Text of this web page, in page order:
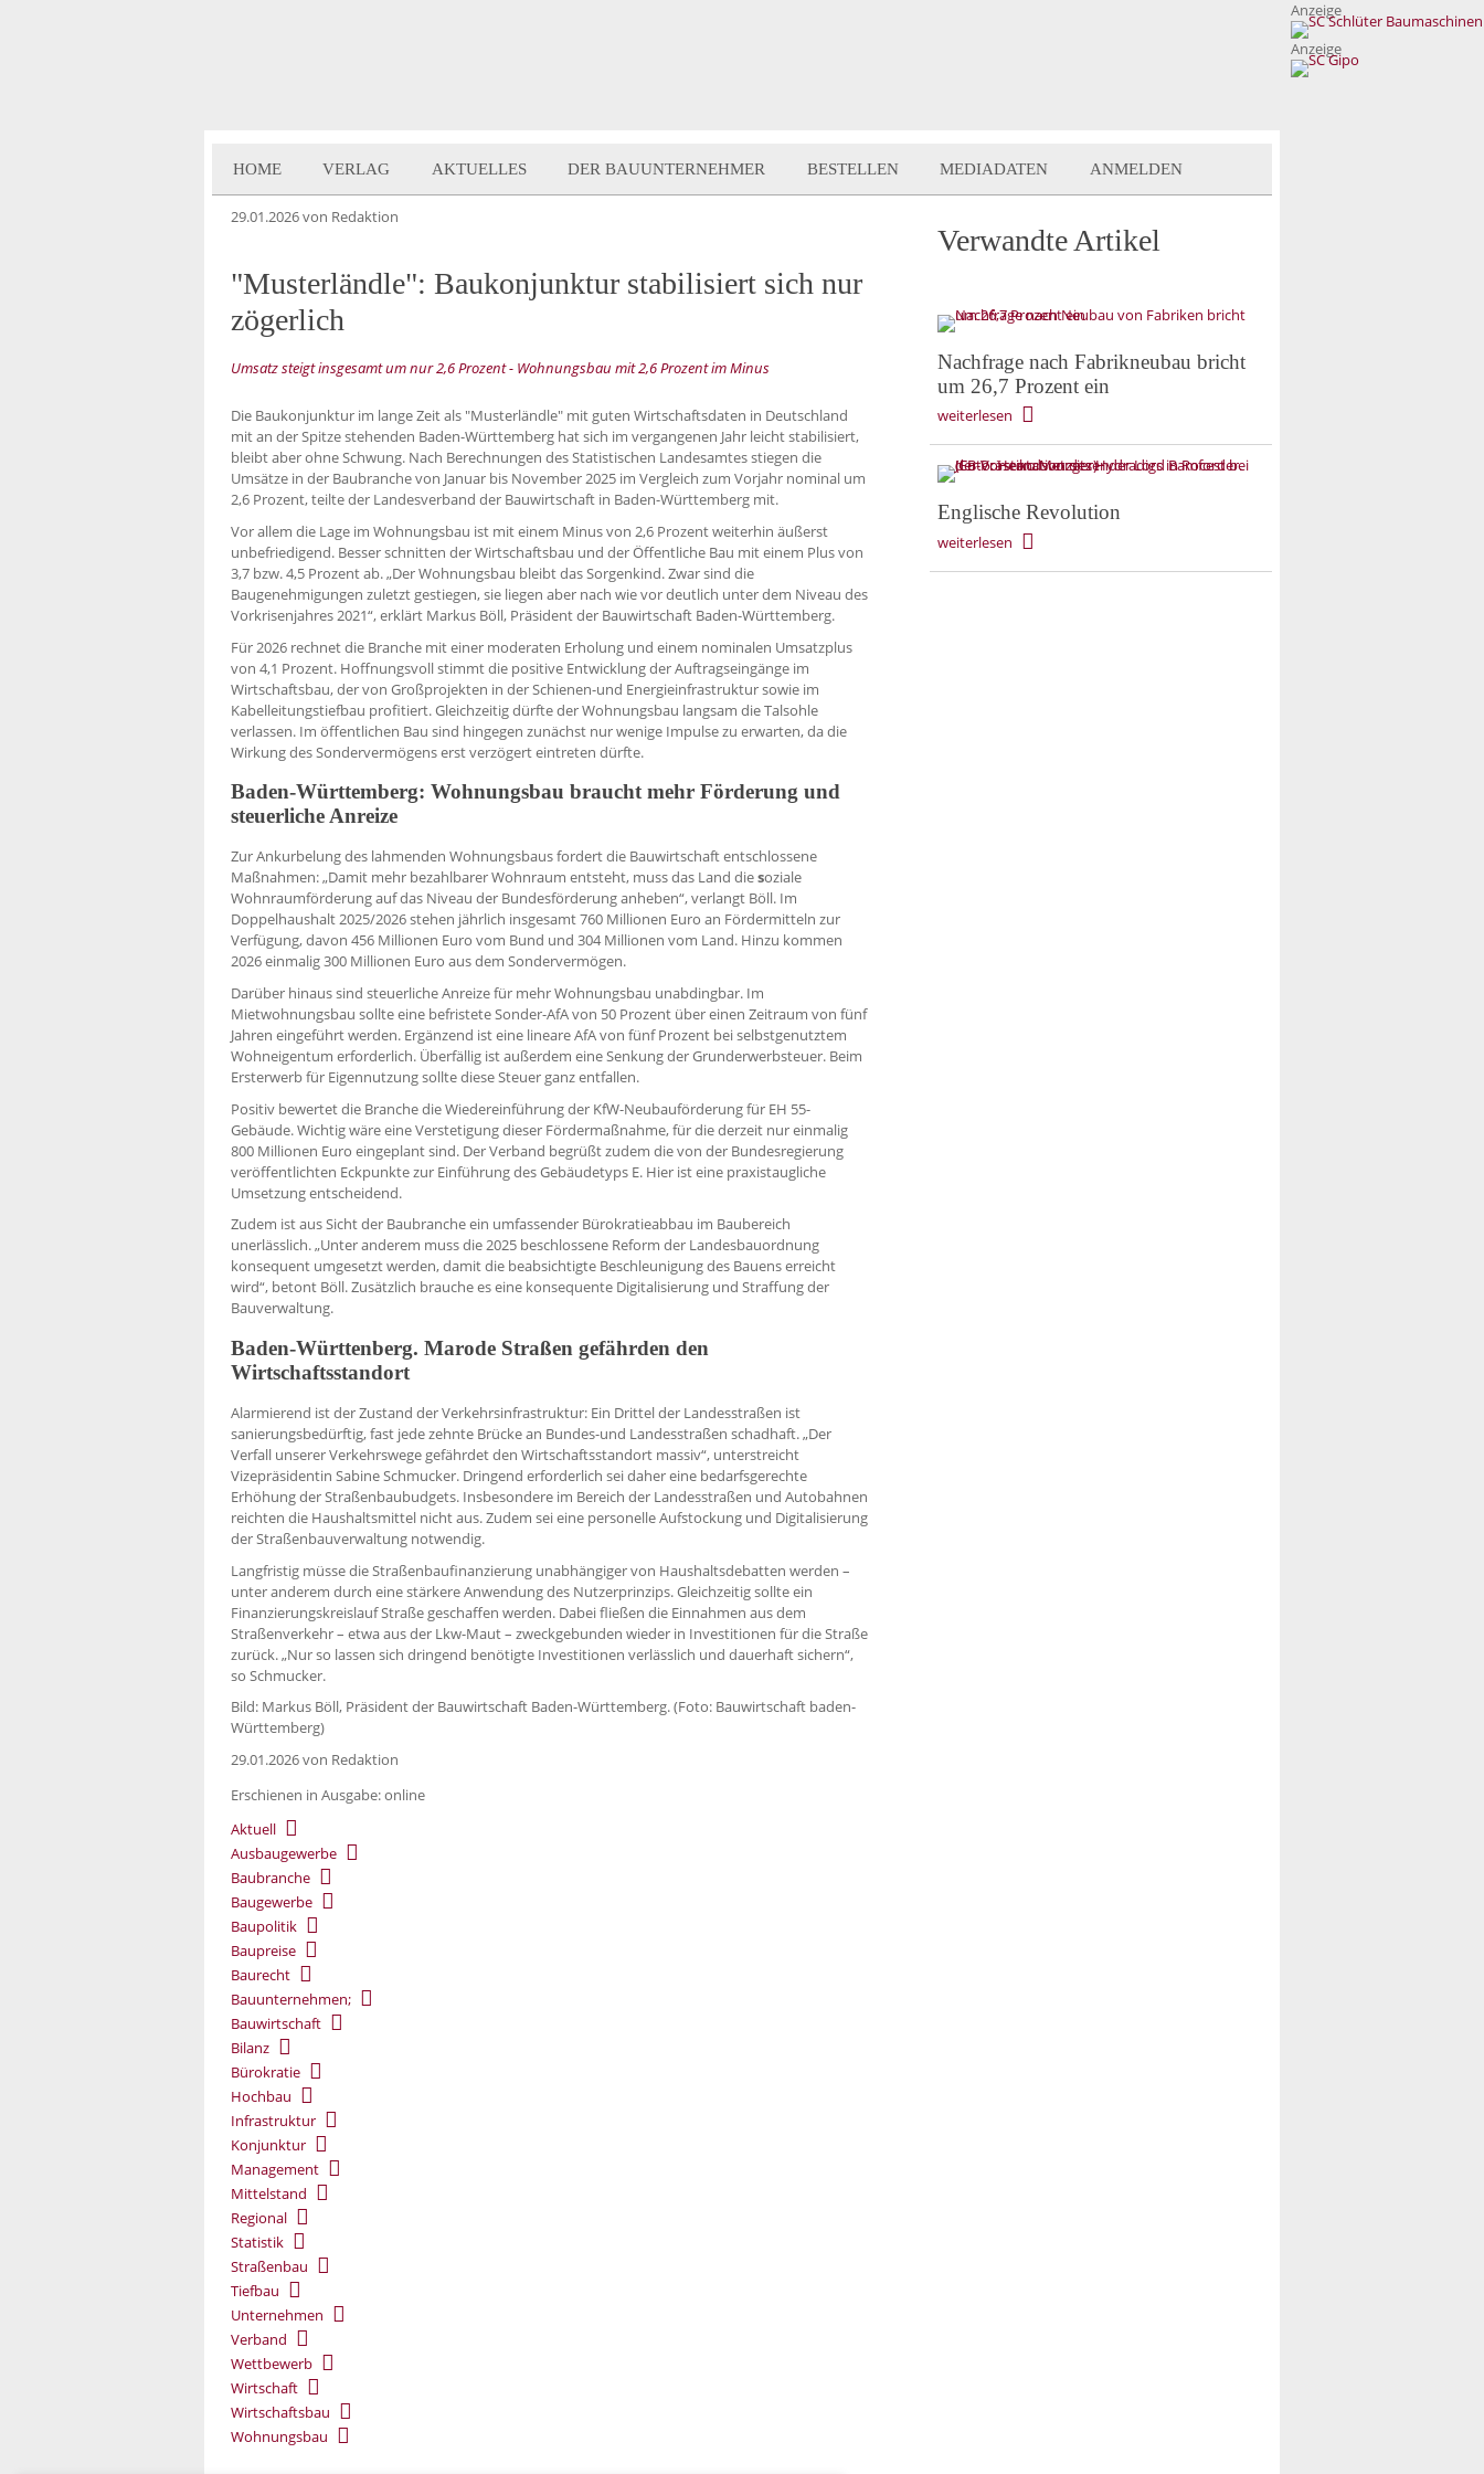
Anzeige
Anzeige
HOME VERLAG AKTUELLES DER BAUUNTERNEHMER BESTELLEN MEDIADATEN ANMELDEN
29.01.2026von Redaktion
"Musterländle": Baukonjunktur stabilisiert sich nur
zögerlich
Umsatz steigt insgesamt um nur 2,6 Prozent - Wohnungsbau mit 2,6 Prozent im Minus
Die Baukonjunktur im lange Zeit als "Musterländle" mit guten Wirtschaftsdaten in Deutschland
mit an der Spitze stehenden Baden-Württemberg hat sich im vergangenen Jahr leicht stabilisiert,
bleibt aber ohne Schwung. Nach Berechnungen des Statistischen Landesamtes stiegen die
Umsätze in der Baubranche von Januar bis November 2025 im Vergleich zum Vorjahr nominal um
2,6 Prozent, teilte der Landesverband der Bauwirtschaft in Baden-Württemberg mit.
Vor allem die Lage im Wohnungsbau ist mit einem Minus von 2,6 Prozent weiterhin äußerst
unbefriedigend. Besser schnitten der Wirtschaftsbau und der Öffentliche Bau mit einem Plus von
3,7 bzw. 4,5 Prozent ab. „Der Wohnungsbau bleibt das Sorgenkind. Zwar sind die
Baugenehmigungen zuletzt gestiegen, sie liegen aber nach wie vor deutlich unter dem Niveau des
Vorkrisenjahres 2021“, erklärt Markus Böll, Präsident der Bauwirtschaft Baden-Württemberg.
Für 2026 rechnet die Branche mit einer moderaten Erholung und einem nominalen Umsatzplus
von 4,1 Prozent. Hoffnungsvoll stimmt die positive Entwicklung der Auftragseingänge im
Wirtschaftsbau, der von Großprojekten in der Schienen-und Energieinfrastruktur sowie im
Kabelleitungstiefbau profitiert. Gleichzeitig dürfte der Wohnungsbau langsam die Talsohle
verlassen. Im öffentlichen Bau sind hingegen zunächst nur wenige Impulse zu erwarten, da die
Wirkung des Sondervermögens erst verzögert eintreten dürfte.
Baden-Württemberg: Wohnungsbau braucht mehr Förderung und
steuerliche Anreize
Zur Ankurbelung des lahmenden Wohnungsbaus fordert die Bauwirtschaft entschlossene
Maßnahmen: „Damit mehr bezahlbarer Wohnraum entsteht, muss das Land diesoziale
Wohnraumförderung auf das Niveau der Bundesförderung anheben“, verlangt Böll. Im
Doppelhaushalt 2025/2026 stehen jährlich insgesamt 760 Millionen Euro an Fördermitteln zur
Verfügung, davon 456 Millionen Euro vom Bund und 304 Millionen vom Land. Hinzu kommen
2026 einmalig 300 Millionen Euro aus dem Sondervermögen.
Darüber hinaus sind steuerliche Anreize für mehr Wohnungsbau unabdingbar. Im
Mietwohnungsbau sollte eine befristete Sonder-AfA von 50 Prozent über einen Zeitraum von fünf
Jahren eingeführt werden. Ergänzend ist eine lineare AfA von fünf Prozent bei selbstgenutztem
Wohneigentum erforderlich. Überfällig ist außerdem eine Senkung der Grunderwerbsteuer. Beim
Ersterwerb für Eigennutzung sollte diese Steuer ganz entfallen.
Positiv bewertet die Branche die Wiedereinführung der KfW-Neubauförderung für EH 55-
Gebäude. Wichtig wäre eine Verstetigung dieser Fördermaßnahme, für die derzeit nur einmalig
800 Millionen Euro eingeplant sind. Der Verband begrüßt zudem die von der Bundesregierung
veröffentlichten Eckpunkte zur Einführung des Gebäudetyps E. Hier ist eine praxistaugliche
Umsetzung entscheidend.
Zudem ist aus Sicht der Baubranche ein umfassender Bürokratieabbau im Baubereich
unerlässlich. „Unter anderem muss die 2025 beschlossene Reform der Landesbauordnung
konsequent umgesetzt werden, damit die beabsichtigte Beschleunigung des Bauens erreicht
wird“, betont Böll. Zusätzlich brauche es eine konsequente Digitalisierung und Straffung der
Bauverwaltung.
Baden-Württenberg. Marode Straßen gefährden den
Wirtschaftsstandort
Alarmierend ist der Zustand der Verkehrsinfrastruktur: Ein Drittel der Landesstraßen ist
sanierungsbedürftig, fast jede zehnte Brücke an Bundes-und Landesstraßen schadhaft. „Der
Verfall unserer Verkehrswege gefährdet den Wirtschaftsstandort massiv“, unterstreicht
Vizepräsidentin Sabine Schmucker. Dringend erforderlich sei daher eine bedarfsgerechte
Erhöhung der Straßenbaubudgets. Insbesondere im Bereich der Landesstraßen und Autobahnen
reichten die Haushaltsmittel nicht aus. Zudem sei eine personelle Aufstockung und Digitalisierung
der Straßenbauverwaltung notwendig.
Langfristig müsse die Straßenbaufinanzierung unabhängiger von Haushaltsdebatten werden –
unter anderem durch eine stärkere Anwendung des Nutzerprinzips. Gleichzeitig sollte ein
Finanzierungskreislauf Straße geschaffen werden. Dabei fließen die Einnahmen aus dem
Straßenverkehr – etwa aus der Lkw-Maut – zweckgebunden wieder in Investitionen für die Straße
zurück. „Nur so lassen sich dringend benötigte Investitionen verlässlich und dauerhaft sichern“,
so Schmucker.
Bild: Markus Böll, Präsident der Bauwirtschaft Baden-Württemberg. (Foto: Bauwirtschaft baden-
Württemberg)
29.01.2026von Redaktion
Erschienen in Ausgabe: online
Aktuell
Ausbaugewerbe
Baubranche
Baugewerbe
Baupolitik
Baupreise
Baurecht
Bauunternehmen;
Bauwirtschaft
Bilanz
Bürokratie
Hochbau
Infrastruktur
Konjunktur
Management
Mittelstand
Regional
Statistik
Straßenbau
Tiefbau
Unternehmen
Verband
Wettbewerb
Wirtschaft
Wirtschaftsbau
Wohnungsbau
Verwandte Artikel
Nachfrage nach Fabrikneubau bricht
um 26,7 Prozent ein
weiterlesen
Englische Revolution
weiterlesen